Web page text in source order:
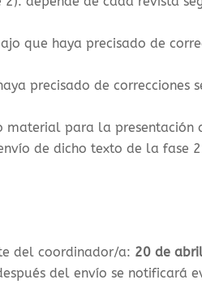
que haya precisado de
precisado de correcciones
para la presentación
de dicho texto de la fase
del coordinador/a: 20 de
del envío se notificará